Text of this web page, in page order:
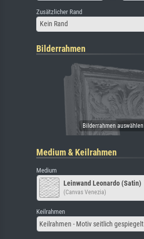
Zusätzlicher Rand
Kein Rand
Bilderrahmen
Medium & Keilrahmen
Medium
Leinwand Leonardo (Satin)
(Canvas Venezia)
Keilrahmen
Keilrahmen - Motiv seitlich gespiegelt